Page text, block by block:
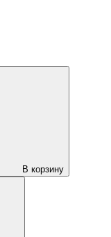
В корзину